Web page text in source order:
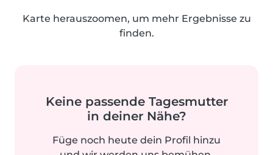
Karte herauszoomen, um mehr Ergebnisse zu
finden.
Keine passende Tagesmutter
in deiner Nähe?
Füge noch heute dein Profil hinzu